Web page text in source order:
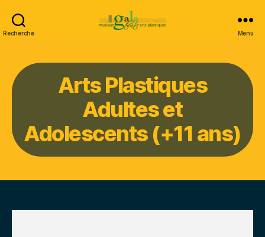
Recherche Menu
Arts Plastiques
Adultes et
Adolescents (+11 ans)